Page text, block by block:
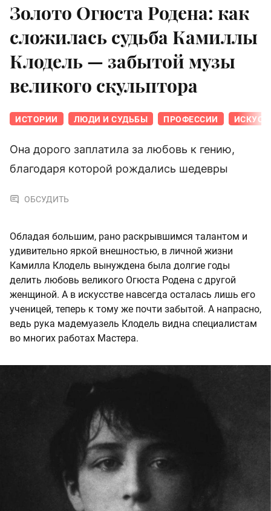
Золото Огюста Родена: как
сложилась судьба Камиллы
Клодель — забытой музы
великого скульптора
ИСТОРИИ ЛЮДИ И СУДЬБЫ ПРОФЕССИИ
Она дорого заплатила за любовь к гению,
благодаря которой рождались шедевры
ОБСУДИТЬ
Обладая большим, рано раскрывшимся талантом и
удивительно яркой внешностью, в личной жизни
Камилла Клодель вынуждена была долгие годы
делить любовь великого Огюста Родена с другой
женщиной. А в искусстве навсегда осталась лишь его
ученицей, теперь к тому же почти забытой. А напрасно,
ведь рука мадемуазель Клодель видна специалистам
во многих работах Мастера.